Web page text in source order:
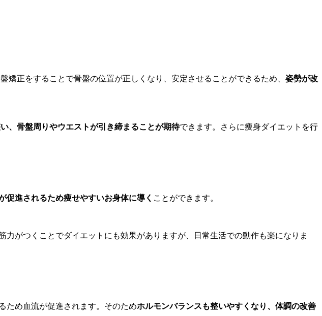
正をすることで骨盤の位置が正しくなり、安定させることができるため、 姿勢が改
、骨盤周りやウエストが引き締まることが期待できます。さらに痩身ダイエットを行
促進されるため痩せやすいお身体に導く ことができます。
力がつくことでダイエットにも効果がありますが、日常生活での動作も楽になりま
ため血流が促進されます。そのためホルモンバランスも整いやすくなり、体調の改善